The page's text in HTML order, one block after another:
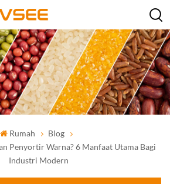
Rumah
Blog
Penyortir Warna? 6 Manfaat Utama Bagi
Industri Modern